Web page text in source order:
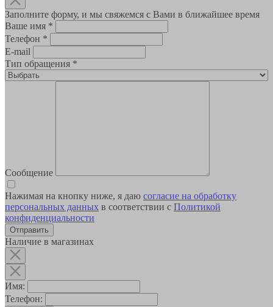
Заполните форму, и мы свяжемся с Вами в ближайшее время
Ваше имя *
Телефон *
E-mail
Тип обращения *
Сообщение
Нажимая на кнопку ниже, я даю согласие на обработку
персональных данных в соответствии с Политикой
конфиденциальности
Наличие в магазинах
Имя:
Телефон: